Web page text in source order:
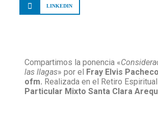
LINKEDIN
Compartimos la ponencia «
las llagas» por el Fray Elvis
ofm. Realizada en el Retiro
Particular Mixto Santa Clara